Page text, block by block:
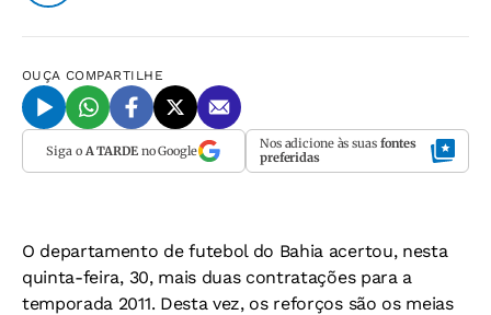
OUÇA COMPARTILHE
Siga o A TARDEno Google Nos adicione às suas fontes
preferidas
O departamento de futebol do Bahia acertou, nesta
quinta-feira, 30, mais duas contratações para a
temporada 2011. Desta vez, os reforços são os meias